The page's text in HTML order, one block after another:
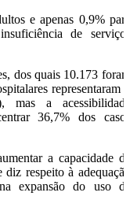
e apenas 0,9% para
de serviços
dos quais 10.173 foram
representaram a
mas a acessibilidade
36,7% dos casos
a capacidade de
diz respeito à adequação
expansão do uso de